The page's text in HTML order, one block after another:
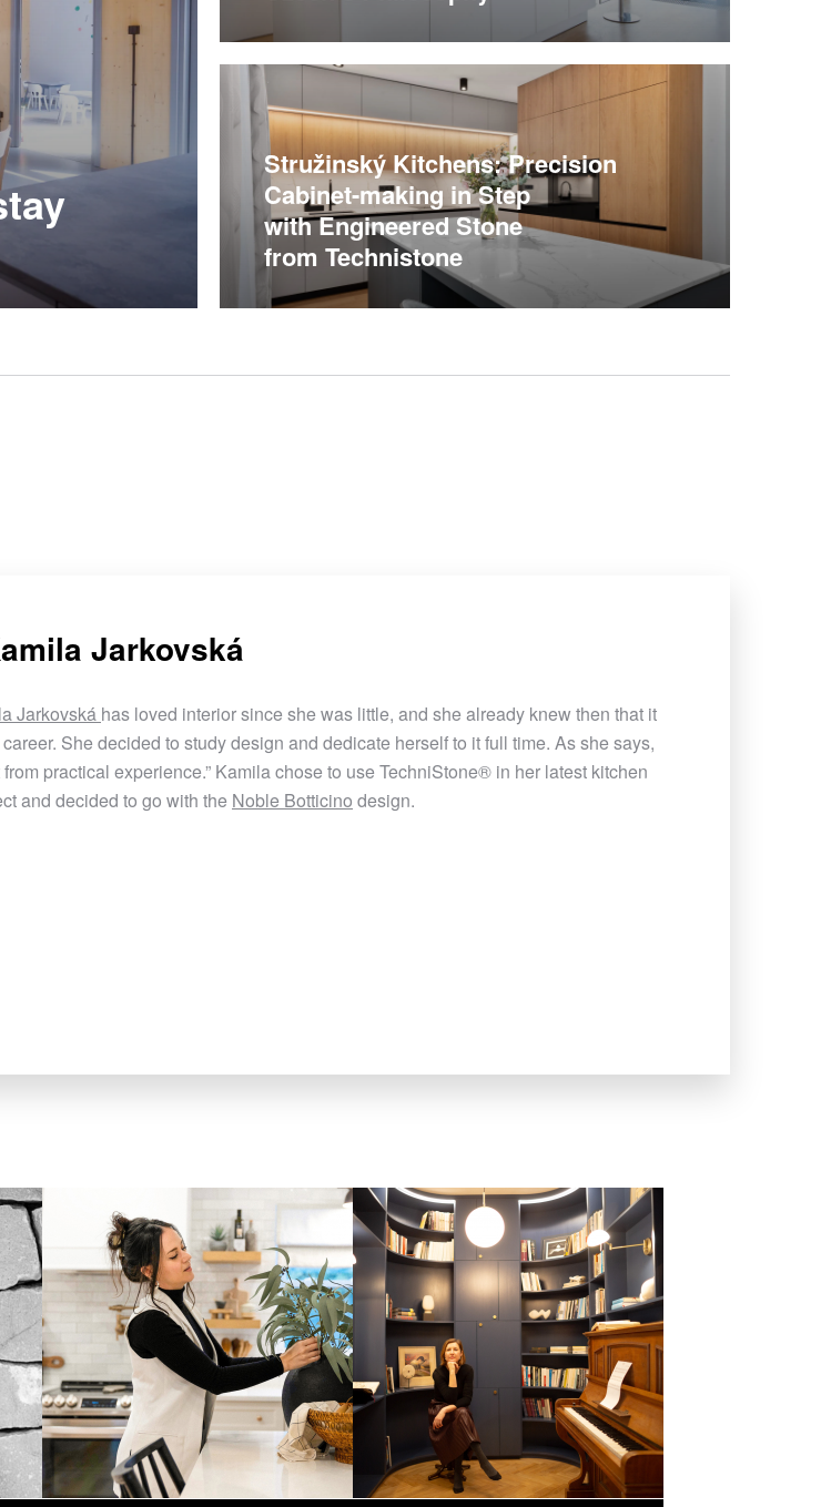
Stružinský Kitchens: Precision
Cabinet-making in Step
with Engineered Stone
from Technistone
Jarkovská
Jarkovská has loved interior since she was little, and she already knew then that it
She decided to study design and dedicate herself to it full time. As she says,
practical experience.” Kamila chose to use TechniStone® in her latest kitchen
and decided to go with the Noble Botticino design.